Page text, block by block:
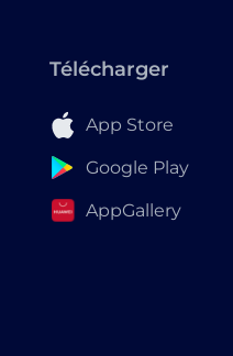
Télécharger
App Store
Google Play
AppGallery